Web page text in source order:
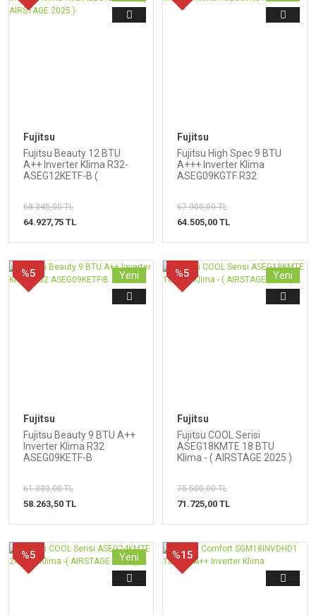
Fujitsu
Fujitsu Beauty 12 BTU
A++ Inverter Klima R32-
ASEG12KETF-B (
68.345,00 TL
64.927,75 TL
Fujitsu
Fujitsu High Spec 9 BTU
A+++ Inverter Klima
ASEG09KGTF R32
67.900,00 TL
64.505,00 TL
%5 Yeni
Fujitsu
Fujitsu Beauty 9 BTU A++
Inverter Klima R32
ASEG09KETF-B
61.330,00 TL
58.263,50 TL
%5 Yeni
Fujitsu
Fujitsu COOL Serisi
ASEG18KMTE 18 BTU
Klima - ( AIRSTAGE 2025 )
75.500,00 TL
71.725,00 TL
%5 Yeni %15